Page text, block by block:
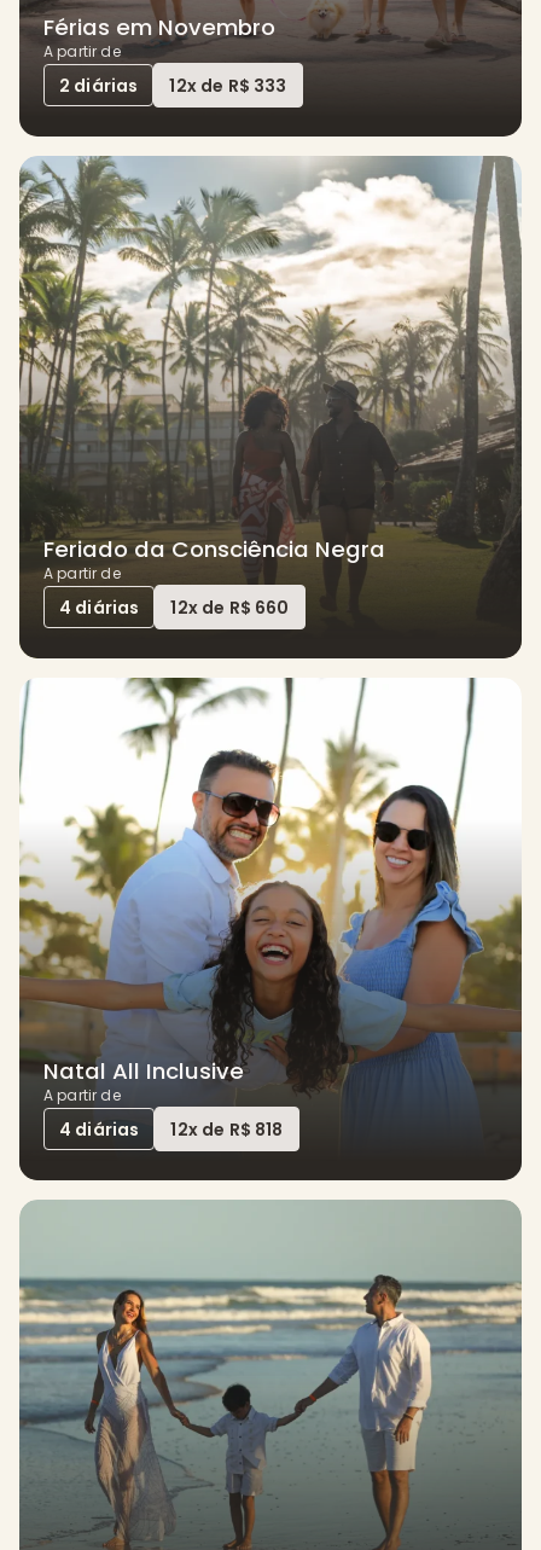
Férias em Novembro
A partir de
2 diárias 12x de R$ 333
Feriado da Consciência Negra
A partir de
4 diárias 12x de R$ 660
Natal All Inclusive
A partir de
4 diárias 12x de R$ 818